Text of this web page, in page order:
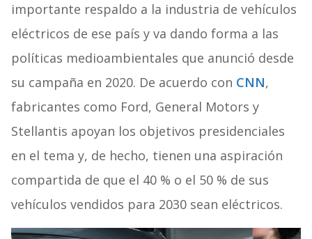
importante respaldo a la industria de vehículos
eléctricos de ese país y va dando forma a las
políticas medioambientales que anunció desde
su campaña en 2020. De acuerdo con CNN,
fabricantes como Ford, General Motors y
Stellantis apoyan los objetivos presidenciales
en el tema y, de hecho, tienen una aspiración
compartida de que el 40 % o el 50 % de sus
vehículos vendidos para 2030 sean eléctricos.